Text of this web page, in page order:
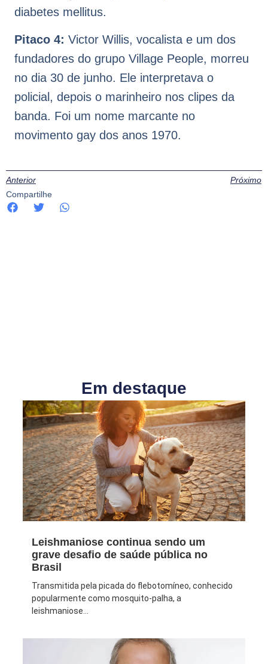
diabetes mellitus.
Pitaco 4: Victor Willis, vocalista e um dos
fundadores do grupo Village People, morreu
no dia 30 de junho. Ele interpretava o
policial, depois o marinheiro nos clipes da
banda. Foi um nome marcante no
movimento gay dos anos 1970.
Anterior
Próximo
Compartilhe
Em destaque
Leishmaniose continua sendo um
grave desafio de saúde pública no
Brasil
Transmitida pela picada do flebotomíneo, conhecido
popularmente como mosquito-palha, a
leishmaniose...